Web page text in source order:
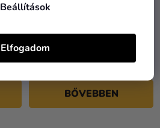
Beállítások
Elfogadom
pásztor
7 990 Ft
9 150 Ft
BŐVEBBEN